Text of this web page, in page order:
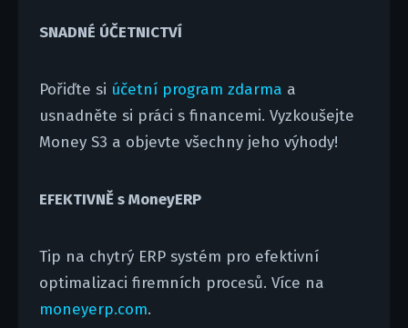
SNADNÉ ÚČETNICTVÍ
Pořiďte si účetní program zdarma a
usnadněte si práci s financemi. Vyzkoušejte
Money S3 a objevte všechny jeho výhody!
EFEKTIVNĚ s MoneyERP
Tip na chytrý ERP systém pro efektivní
optimalizaci firemních procesů. Více na
moneyerp.com.